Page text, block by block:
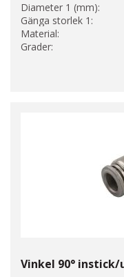
Diameter 1 (mm):
Gänga storlek 1:
Material:
Grader:
Vinkel 90° instick/